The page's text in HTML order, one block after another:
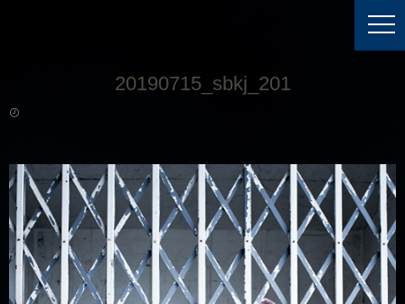
20190715_sbkj_201